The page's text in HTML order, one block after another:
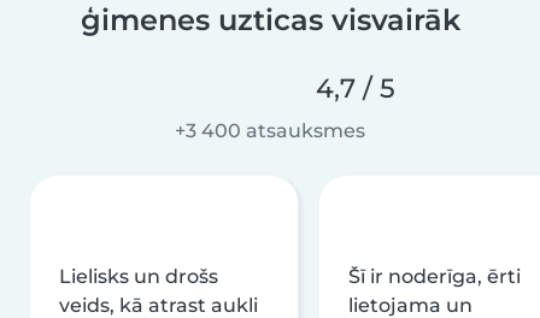
ģimenes uzticas visvairāk
4,7 / 5
+3 400 atsauksmes
Lielisks un drošs
veids, kā atrast aukli
Šī ir noderīga, ērti
lietojama un